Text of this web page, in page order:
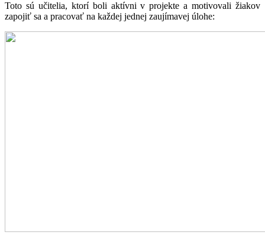
Toto sú učitelia, ktorí boli aktívni v projekte a motivovali žiakov
zapojiť sa a pracovať na každej jednej zaujímavej úlohe: